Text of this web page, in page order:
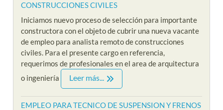
CONSTRUCCIONES CIVILES
Iniciamos nuevo proceso de selección para importante
constructora con el objeto de cubrir una nueva vacante
de empleo para analista remoto de construcciones
civiles. Para el presente cargo en referencia,
requerimos de profesionales en el area de arquitectura
o ingeniería
Leer más...
EMPLEO PARA TECNICO DE SUSPENSION Y FRENOS